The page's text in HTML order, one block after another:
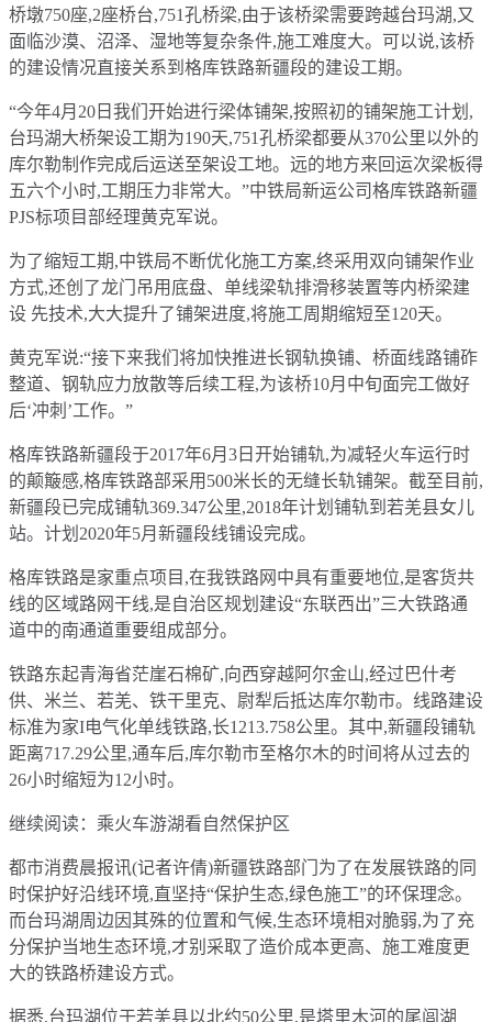
桥墩750座,2座桥台,751孔桥梁,由于该桥梁需要跨越台玛湖,又
面临沙漠、沼泽、湿地等复杂条件,施工难度大。可以说,该桥
的建设情况直接关系到格库铁路新疆段的建设工期。
“今年4月20日我们开始进行梁体铺架,按照初的铺架施工计划,
台玛湖大桥架设工期为190天,751孔桥梁都要从370公里以外的
库尔勒制作完成后运送至架设工地。远的地方来回运次梁板得
五六个小时,工期压力非常大。”中铁局新运公司格库铁路新疆
PJS标项目部经理黄克军说。
为了缩短工期,中铁局不断优化施工方案,终采用双向铺架作业
方式,还创了龙门吊用底盘、单线梁轨排滑移装置等内桥梁建
设 先技术,大大提升了铺架进度,将施工周期缩短至120天。
黄克军说:“接下来我们将加快推进长钢轨换铺、桥面线路铺砟
整道、钢轨应力放散等后续工程,为该桥10月中旬面完工做好
后‘冲刺’工作。”
格库铁路新疆段于2017年6月3日开始铺轨,为减轻火车运行时
的颠簸感,格库铁路部采用500米长的无缝长轨铺架。截至目前,
新疆段已完成铺轨369.347公里,2018年计划铺轨到若羌县女儿
站。计划2020年5月新疆段线铺设完成。
格库铁路是家重点项目,在我铁路网中具有重要地位,是客货共
线的区域路网干线,是自治区规划建设“东联西出”三大铁路通
道中的南通道重要组成部分。
铁路东起青海省茫崖石棉矿,向西穿越阿尔金山,经过巴什考
供、米兰、若羌、铁干里克、尉犁后抵达库尔勒市。线路建设
标准为家I电气化单线铁路,长1213.758公里。其中,新疆段铺轨
距离717.29公里,通车后,库尔勒市至格尔木的时间将从过去的
26小时缩短为12小时。
继续阅读：乘火车游湖看自然保护区
都市消费晨报讯(记者许倩)新疆铁路部门为了在发展铁路的同
时保护好沿线环境,直坚持“保护生态,绿色施工”的环保理念。
而台玛湖周边因其殊的位置和气候,生态环境相对脆弱,为了充
分保护当地生态环境,才别采取了造价成本更高、施工难度更
大的铁路桥建设方式。
据悉,台玛湖位于若羌县以北约50公里,是塔里木河的尾闾湖